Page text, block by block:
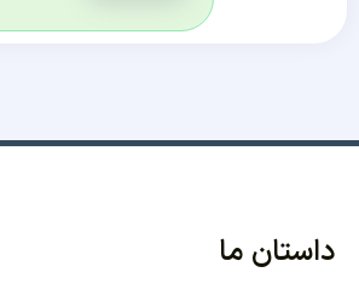
داستان ما